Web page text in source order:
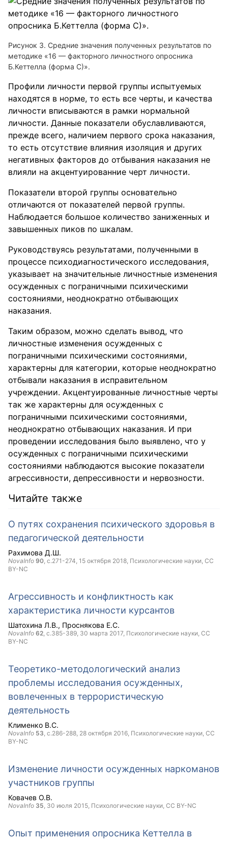
Рисунок 3. Средние значения полученных результатов по
методике «16 — факторного личностного опросника
Б.Кеттелла (форма С)».
Профили личности первой группы испытуемых
находятся в норме, то есть все черты, и качества
личности вписываются в рамки нормальной
личности. Данные показатели обуславливаются,
прежде всего, наличием первого срока наказания,
то есть отсутствие влияния изоляция и других
негативных факторов до отбывания наказания не
влияли на акцентуированние черт личности.
Показатели второй группы основательно
отличаются от показателей первой группы.
Наблюдается большое количество заниженных и
завышенных пиков по шкалам.
Руководствуясь результатами, полученными в
процессе психодиагностического исследования,
указывает на значительные личностные изменения
осужденных с пограничными психическими
состояниями, неоднократно отбывающих
наказания.
Таким образом, можно сделать вывод, что
личностные изменения осужденных с
пограничными психическими состояниями,
характерны для категории, которые неоднократно
отбывали наказания в исправительном
учреждении. Акцентуированные личностные черты
так же характерны для осужденных с
пограничными психическими состояниями,
неоднократно отбывающих наказания. И при
проведении исследования было выявлено, что у
осужденных с пограничными психическими
состояниями наблюдаются высокие показатели
агрессивности, депрессивности и нервозности.
Читайте также
О путях сохранения психического здоровья в
педагогической деятельности
Рахимова Д.Ш.
NovaInfo 90, с.271-274, 15 октября 2018, Психологические науки, CC
BY-NC
Агрессивность и конфликтность как
характеристика личности курсантов
Шатохина Л.В. Проснякова Е.С.
NovaInfo 62, с.385-389, 30 марта 2017, Психологические науки, CC
BY-NC
Теоретико-методологический анализ
проблемы исследования осужденных,
вовлеченных в террористическую
деятельность
Клименко В.С.
NovaInfo 53, с.286-288, 28 октября 2016, Психологические науки, CC
BY-NC
Изменение личности осужденных наркоманов
участников группы
Ковачев О.В.
NovaInfo 35, 30 июля 2015, Психологические науки, CC BY-NC
Опыт применения опросника Кеттелла в